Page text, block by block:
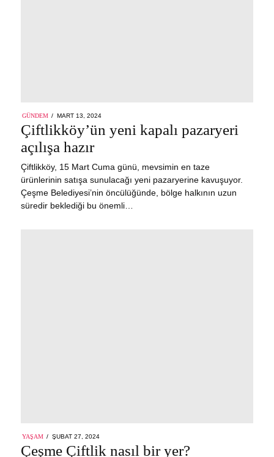
GÜNDEM
POSTED
ON
MART 13, 2024
Çiftlikköy’ün yeni kapalı pazaryeri
açılışa hazır
Çiftlikköy, 15 Mart Cuma günü, mevsimin en taze
ürünlerinin satışa sunulacağı yeni pazaryerine kavuşuyor.
Çeşme Belediyesi’nin öncülüğünde, bölge halkının uzun
süredir beklediği bu önemli…
YAŞAM
POSTED
ŞUBAT 27, 2024
27,
2024
Çeşme Çiftlik nasıl bir yer?